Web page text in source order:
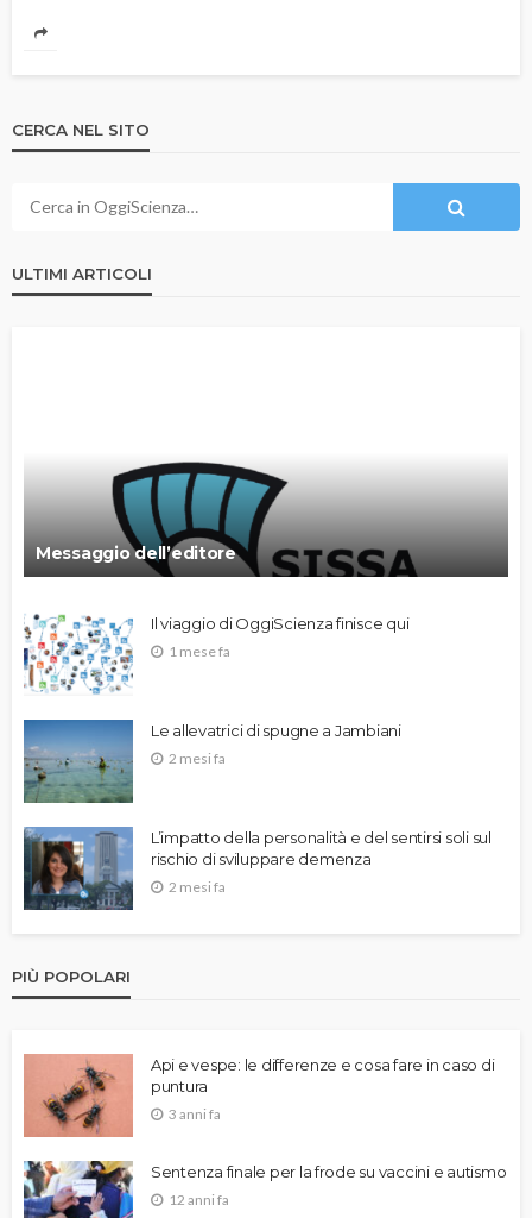
CERCA NEL SITO
ULTIMI ARTICOLI
Messaggio dell’editore
Il viaggio di OggiScienza finisce qui
1 mese fa
Le allevatrici di spugne a Jambiani
2 mesi fa
L’impatto della personalità e del sentirsi soli sul
rischio di sviluppare demenza
2 mesi fa
PIÙ POPOLARI
Api e vespe: le differenze e cosa fare in caso di
puntura
3 anni fa
Sentenza finale per la frode su vaccini e autismo
12 anni fa